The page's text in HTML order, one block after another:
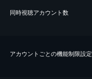
同時視聴アカウント数
アカウントごとの機能制限設定